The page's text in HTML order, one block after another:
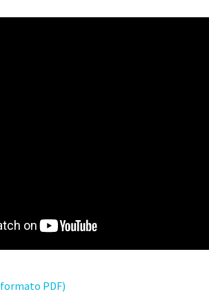
PDF)